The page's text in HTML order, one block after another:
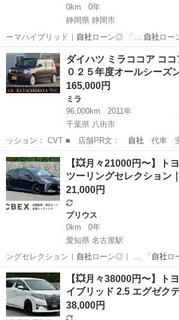
0km
0年
静岡県 静岡市
ーマハイブリッド｜ 自社 ローン◎ 「… 自社ロー
静岡 静岡市 シーマ
ダイハツ ミラココア コ
０２５年度オールシー
165,000円
ミラ
96,000km
2011年
千葉県 八街市
ッション： CVT ■ 店舗PR文： 自社代車
保険 クレ…
千葉 八街市 ミラ
【💥月々21000円〜】
ツーリングセレクション
21,000円
プリウス
0km
0年
愛知県 名古屋駅
ングセレクション｜ 自社 ローン◎｜ … 「 自社ロ
愛知 名古屋市 名古屋駅 プリウス
【💥月々38000円〜】ト
イブリッド 2.5 エグゼク
38,000円